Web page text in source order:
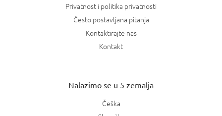
Privatnost i politika privatnosti
Često postavljana pitanja
Kontaktirajte nas
Kontakt
Nalazimo se u 5 zemalja
Češka